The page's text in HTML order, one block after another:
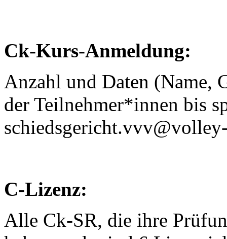
Ck-Kurs-Anmeldung:
Anzahl und Daten (Name,
der Teilnehmer*innen bis
C-Lizenz:
Alle Ck-SR, die ihre